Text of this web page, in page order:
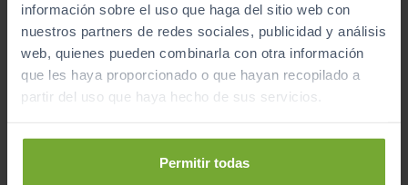
información sobre el uso que haga del sitio web con
nuestros partners de redes sociales, publicidad y análisis
web, quienes pueden combinarla con otra información
que les haya proporcionado o que hayan recopilado a
partir del uso que haya hecho de sus servicios.
Permitir todas
HYUNDAI KONA
HEV 1.6GDI 138CV DT TECNO
8.565 km
2026
31.900 €
379
€/mes